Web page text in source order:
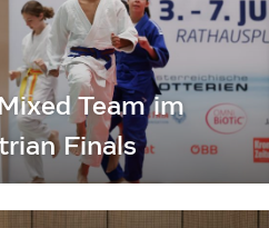
Team im
Finals